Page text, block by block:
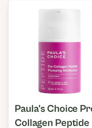
Paula's Choice
Collagen Peptide